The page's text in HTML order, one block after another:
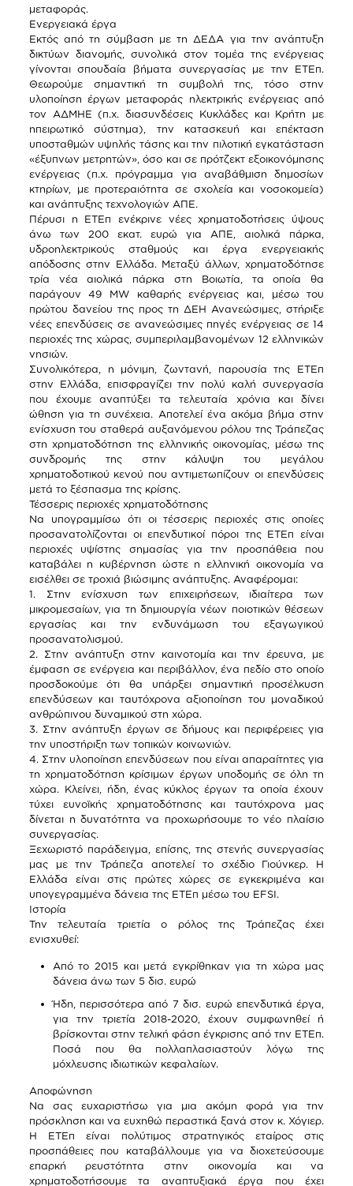
μεταφοράς.
Ενεργειακά έργα
Εκτός από τη σύμβαση με τη ΔΕΔΑ για την ανάπτυξη
δικτύων διανομής, συνολικά στον τομέα της ενέργειας
γίνονται σπουδαία βήματα συνεργασίας με την ΕΤΕπ.
Θεωρούμε σημαντική τη συμβολή της, τόσο στην
υλοποίηση έργων μεταφοράς ηλεκτρικής ενέργειας από
τον ΑΔΜΗΕ (π.χ. διασυνδέσεις Κυκλάδες και Κρήτη με
ηπειρωτικό σύστημα), την κατασκευή και επέκταση
υποσταθμών υψηλής τάσης και την πιλοτική εγκατάσταση
«έξυπνων μετρητών», όσο και σε πρότζεκτ εξοικονόμησης
ενέργειας (π.χ. πρόγραμμα για αναβάθμιση δημοσίων
κτηρίων, με προτεραιότητα σε σχολεία και νοσοκομεία)
και ανάπτυξης τεχνολογιών ΑΠΕ.
Πέρυσι η ΕΤΕπ ενέκρινε νέες χρηματοδοτήσεις ύψους
άνω των 200 εκατ. ευρώ για ΑΠΕ, αιολικά πάρκα,
υδροηλεκτρικούς σταθμούς και έργα ενεργειακής
απόδοσης στην Ελλάδα. Μεταξύ άλλων, χρηματοδότησε
τρία νέα αιολικά πάρκα στη Βοιωτία, τα οποία θα
παράγουν 49 MW καθαρής ενέργειας και, μέσω του
πρώτου δανείου της προς τη ΔΕΗ Ανανεώσιμες, στήριξε
νέες επενδύσεις σε ανανεώσιμες πηγές ενέργειας σε 14
περιοχές της χώρας, συμπεριλαμβανομένων 12 ελληνικών
νησιών.
Συνολικότερα, η μόνιμη, ζωντανή, παρουσία της ΕΤΕπ
στην Ελλάδα, επισφραγίζει την πολύ καλή συνεργασία
που έχουμε αναπτύξει τα τελευταία χρόνια και δίνει
ώθηση για τη συνέχεια. Αποτελεί ένα ακόμα βήμα στην
ενίσχυση του σταθερά αυξανόμενου ρόλου της Τράπεζας
στη χρηματοδότηση της ελληνικής οικονομίας, μέσω της
συνδρομής της στην κάλυψη του μεγάλου
χρηματοδοτικού κενού που αντιμετωπίζουν οι επενδύσεις
μετά το ξέσπασμα της κρίσης.
Τέσσερις περιοχές χρηματοδότησης
Να υπογραμμίσω ότι οι τέσσερις περιοχές στις οποίες
προσανατολίζονται οι επενδυτικοί πόροι της ΕΤΕπ είναι
περιοχές υψίστης σημασίας για την προσπάθεια που
καταβάλει η κυβέρνηση ώστε η ελληνική οικονομία να
εισέλθει σε τροχιά βιώσιμης ανάπτυξης. Αναφέρομαι:
1. Στην ενίσχυση των επιχειρήσεων, ιδιαίτερα των
μικρομεσαίων, για τη δημιουργία νέων ποιοτικών θέσεων
εργασίας και την ενδυνάμωση του εξαγωγικού
προσανατολισμού.
2. Στην ανάπτυξη στην καινοτομία και την έρευνα, με
έμφαση σε ενέργεια και περιβάλλον, ένα πεδίο στο οποίο
προσδοκούμε ότι θα υπάρξει σημαντική προσέλκυση
επενδύσεων και ταυτόχρονα αξιοποίηση του μοναδικού
ανθρώπινου δυναμικού στη χώρα.
3. Στην ανάπτυξη έργων σε δήμους και περιφέρειες για
την υποστήριξη των τοπικών κοινωνιών.
4. Στην υλοποίηση επενδύσεων που είναι απαραίτητες για
τη χρηματοδότηση κρίσιμων έργων υποδομής σε όλη τη
χώρα. Κλείνει, ήδη, ένας κύκλος έργων τα οποία έχουν
τύχει ευνοϊκής χρηματοδότησης και ταυτόχρονα μας
δίνεται η δυνατότητα να προχωρήσουμε το νέο πλαίσιο
συνεργασίας.
Ξεχωριστό παράδειγμα, επίσης, της στενής συνεργασίας
μας με την Τράπεζα αποτελεί το σχέδιο Γιούνκερ. Η
Ελλάδα είναι στις πρώτες χώρες σε εγκεκριμένα και
υπογεγραμμένα δάνεια της ΕΤΕπ μέσω του EFSI.
Ιστορία
Την τελευταία τριετία ο ρόλος της Τράπεζας έχει
ενισχυθεί:
Από το 2015 και μετά εγκρίθηκαν για τη χώρα μας
δάνεια άνω των 5 δισ. ευρώ
Ήδη, περισσότερα από 7 δισ. ευρώ επενδυτικά έργα,
για την τριετία 2018-2020, έχουν συμφωνηθεί ή
βρίσκονται στην τελική φάση έγκρισης από την ΕΤEπ.
Ποσά που θα πολλαπλασιαστούν λόγω της
μόχλευσης ιδιωτικών κεφαλαίων.
Αποφώνηση
Να σας ευχαριστήσω για μια ακόμη φορά για την
πρόσκληση και να ευχηθώ περαστικά ξανά στον κ. Χόγιερ.
Η ΕΤΕπ είναι πολύτιμος στρατηγικός εταίρος στις
προσπάθειες που καταβάλλουμε για να διοχετεύσουμε
επαρκή ρευστότητα στην οικονομία και να
χρηματοδοτήσουμε τα αναπτυξιακά έργα που έχει